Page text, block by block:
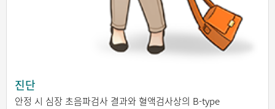
진단
안정 시 심장 초음파검사 결과와 혈액검사상의 B-type